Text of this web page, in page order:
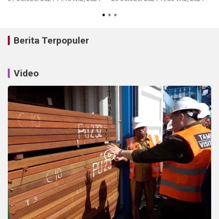
Berita Terpopuler
Video